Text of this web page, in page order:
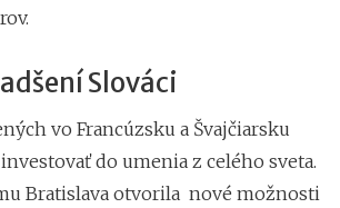
Slováci
vo Francúzsku a Švajčiarsku
do umenia z celého sveta.
Bratislava otvorila nové možnosti